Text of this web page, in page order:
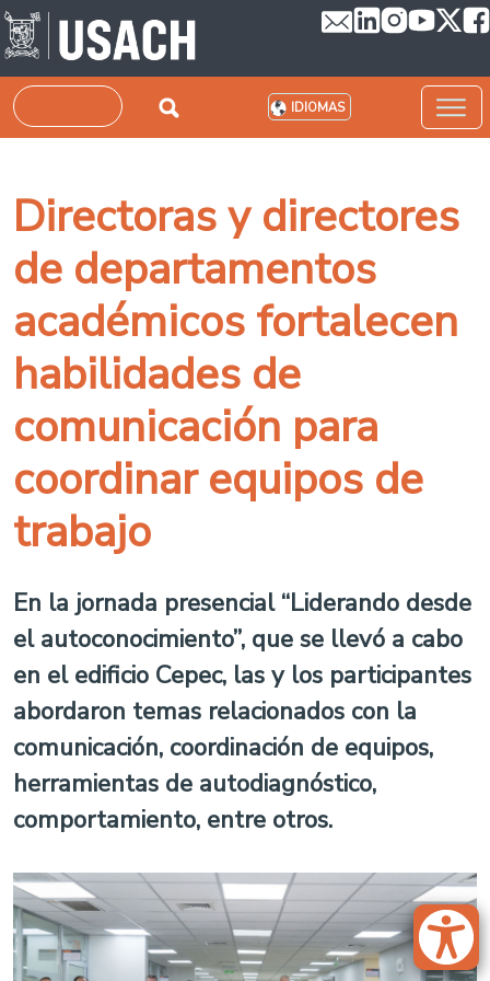
Pasar al contenido principal
Buscar IDIOMAS
Directoras y directores
de departamentos
académicos fortalecen
habilidades de
comunicación para
coordinar equipos de
trabajo
En la jornada presencial“Liderando desde
el autoconocimiento”, que se llevó a cabo
en el edificio Cepec, las y los participantes
abordaron temas relacionados con la
comunicación, coordinación de equipos,
herramientas de autodiagnóstico,
comportamiento, entre otros.